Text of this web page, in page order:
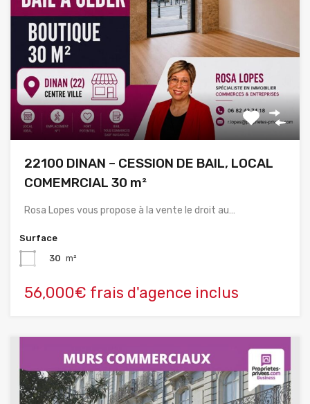
22100 DINAN – CESSION DE BAIL, LOCAL
COMEMRCIAL 30 m²
Rosa Lopes vous propose à la vente le droit au…
Surface
30 m²
56,000€ frais d'agence inclus